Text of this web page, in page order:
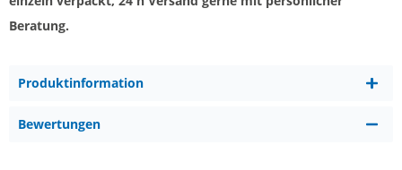
Beratung.
Produktinformation
Bewertungen